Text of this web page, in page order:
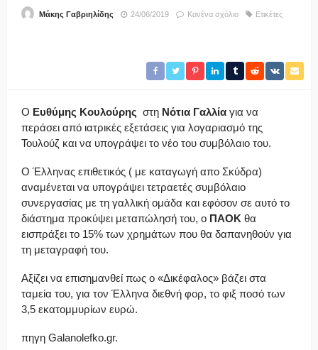
Μάκης Γαβριηλίδης 24/06/2019 Κανένα σχόλιο Ετικέτες
Ο Ευθύμης Κουλούρης στη Νότια Γαλλία για να
περάσει από ιατρικές εξετάσεις για λογαριασμό της
Τουλούζ και να υπογράψει το νέο του συμβόλαιο του.
Ο Έλληνας επιθετικός ( με καταγωγή απο Σκύδρα)
αναμένεται να υπογράψει τετραετές συμβόλαιο
συνεργασίας με τη γαλλική ομάδα και εφόσον σε αυτό το
διάστημα προκύψει μεταπώλησή του, ο ΠΑΟΚ θα
εισπράξει το 15% των χρημάτων που θα δαπανηθούν για
τη μεταγραφή του.
Αξίζει να επισημανθεί πως ο «Δικέφαλος» βάζει στα
ταμεία του, για τον Έλληνα διεθνή φορ, το φιξ ποσό των
3,5 εκατομμυρίων ευρώ.
πηγη Galanolefko.gr.